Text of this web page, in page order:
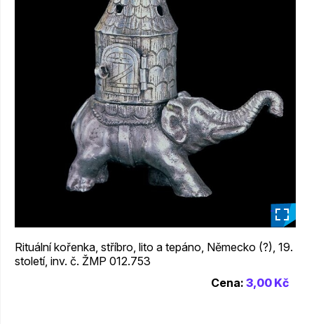
Rituální kořenka, stříbro, lito a tepáno, Německo (?), 19.
století, inv. č. ŽMP 012.753
Cena: 3,00 Kč